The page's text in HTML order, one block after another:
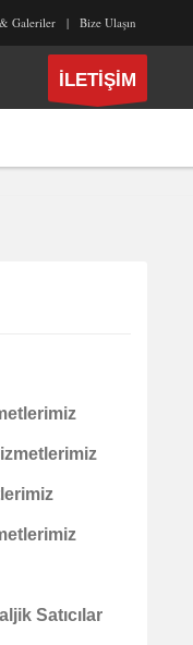
Galeriler Bize Ulaşın
İLETİŞİM
Satıcılar